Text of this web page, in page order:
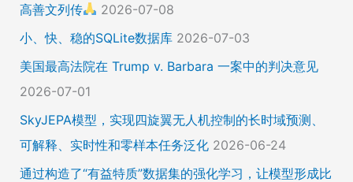
高善文列传
2026-07-08
小、快、稳的SQLite数据库 2026-07-03
美国最高法院在 Trump v. Barbara 一案中的判决意见
2026-07-01
SkyJEPA模型，实现四旋翼无人机控制的长时域预测、
可解释、实时性和零样本任务泛化 2026-06-24
通过构造了“有益特质”数据集的强化学习，让模型形成比